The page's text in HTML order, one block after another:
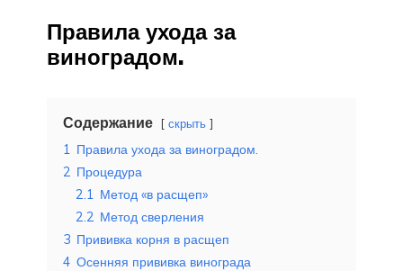
Правила ухода за
виноградом.
Содержание скрыть
1 Правила ухода за виноградом.
2 Процедура
2.1 Метод «в расщеп»
2.2 Метод сверления
3 Прививка корня в расщеп
4 Осенняя прививка винограда